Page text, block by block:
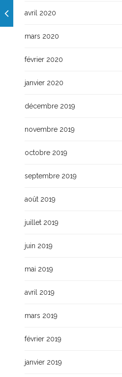
avril 2020
mars 2020
février 2020
janvier 2020
décembre 2019
novembre 2019
octobre 2019
septembre 2019
août 2019
juillet 2019
juin 2019
mai 2019
avril 2019
mars 2019
février 2019
janvier 2019